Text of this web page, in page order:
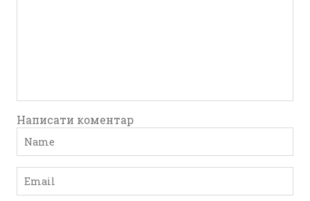
Написати коментар